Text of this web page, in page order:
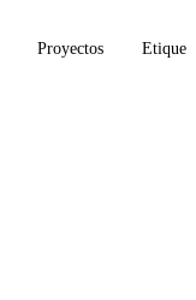
Proyectos